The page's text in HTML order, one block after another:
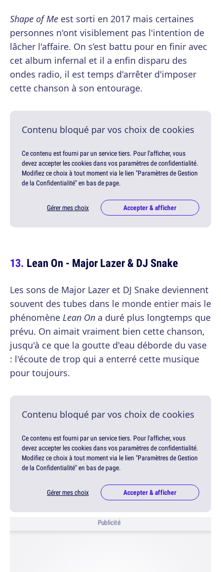
Shape of Me est sorti en 2017 mais certaines
personnes n'ont visiblement pas l'intention de
lâcher l'affaire. On s’est battu pour en finir avec
cet album infernal et il a enfin disparu des
ondes radio, il est temps d'arrêter d'imposer
cette chanson à son entourage.
Contenu bloqué par vos choix de cookies
Ce contenu est fourni par un service tiers. Pour l'afficher, vous
devez accepter les cookies dans vos paramètres de confidentialité.
Modifiez ce choix à tout moment via le lien "Paramètres de Gestion
de la Confidentialité" en bas de page.
Gérer mes choix Accepter & afficher
Lean On - Major Lazer & DJ Snake
Les sons de Major Lazer et DJ Snake deviennent
souvent des tubes dans le monde entier mais le
phénomène Lean On a duré plus longtemps que
prévu. On aimait vraiment bien cette chanson,
jusqu'à ce que la goutte d'eau déborde du vase
: l'écoute de trop qui a enterré cette musique
pour toujours.
Contenu bloqué par vos choix de cookies
Ce contenu est fourni par un service tiers. Pour l'afficher, vous
devez accepter les cookies dans vos paramètres de confidentialité.
Modifiez ce choix à tout moment via le lien "Paramètres de Gestion
de la Confidentialité" en bas de page.
Gérer mes choix Accepter & afficher
Publicité